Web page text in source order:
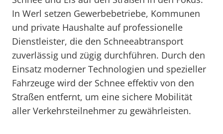
In Werl setzen Gewerbebetriebe, Kommunen
und private Haushalte auf professionelle
Dienstleister, die den Schneeabtransport
zuverlässig und zügig durchführen. Durch den
Einsatz moderner Technologien und spezieller
Fahrzeuge wird der Schnee effektiv von den
Straßen entfernt, um eine sichere Mobilität
aller Verkehrsteilnehmer zu gewährleisten.